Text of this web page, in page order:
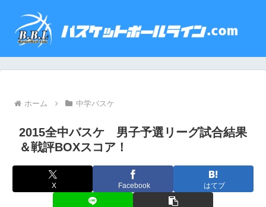
ホーム 中学バスケ
2015全中バスケ 男子予選リーグ試合結果
＆戦評BOXスコア！
X Facebook はてブ